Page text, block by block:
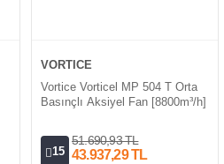
VORTICE
Vortice Vorticel MP 504 T Orta
Basınçlı Aksiyel Fan [8800m³/h]
15
51.690,93 TL
43.937,29 TL